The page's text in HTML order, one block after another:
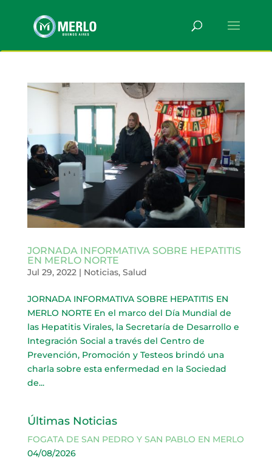
JORNADA INFORMATIVA SOBRE HEPATITIS
EN MERLO NORTE
Jul 29, 2022| Noticias, Salud
JORNADA INFORMATIVA SOBRE HEPATITIS EN
MERLO NORTE En el marco del Día Mundial de
las Hepatitis Virales, la Secretaría de Desarrollo e
Integración Social a través del Centro de
Prevención, Promoción y Testeos brindó una
charla sobre esta enfermedad en la Sociedad
de...
Últimas Noticias
FOGATA DE SAN PEDRO Y SAN PABLO EN MERLO
04/08/2026